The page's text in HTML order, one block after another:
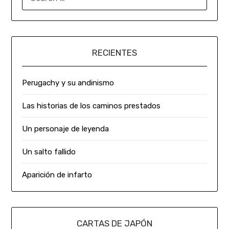
RECIENTES
Perugachy y su andinismo
Las historias de los caminos prestados
Un personaje de leyenda
Un salto fallido
Aparición de infarto
CARTAS DE JAPÓN